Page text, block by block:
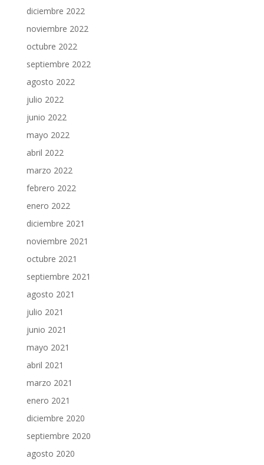
diciembre 2022
noviembre 2022
octubre 2022
septiembre 2022
agosto 2022
julio 2022
junio 2022
mayo 2022
abril 2022
marzo 2022
febrero 2022
enero 2022
diciembre 2021
noviembre 2021
octubre 2021
septiembre 2021
agosto 2021
julio 2021
junio 2021
mayo 2021
abril 2021
marzo 2021
enero 2021
diciembre 2020
septiembre 2020
agosto 2020